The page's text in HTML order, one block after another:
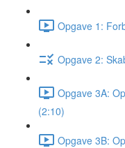
Opgave 1:
Opgave 2:
Opgave 3A:
(2:10)
Opgave 3B: